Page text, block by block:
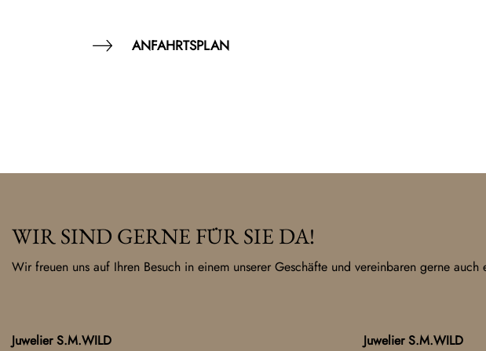
ANFAHRTSPLAN
WIR SIND GERNE FÜR SIE DA!
Wir freuen uns auf Ihren Besuch in einem unserer Geschäfte und vereinbaren gerne auch
Juwelier S.M.WILD
Juwelier S.M.WILD